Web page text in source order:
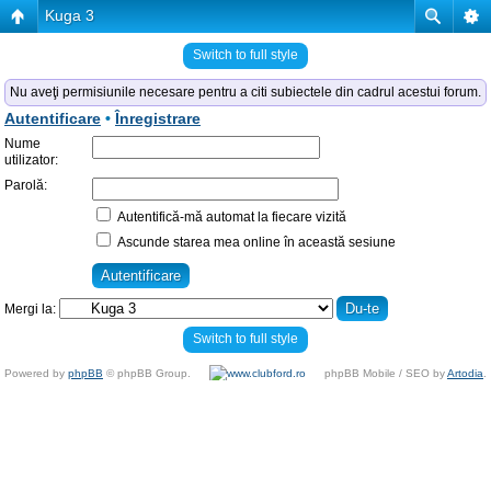
Kuga 3
Switch to full style
Nu aveţi permisiunile necesare pentru a citi subiectele din cadrul acestui forum.
Autentificare • Înregistrare
Nume
utilizator:
Parolă:
Autentifică-mă automat la fiecare vizită
Ascunde starea mea online în această sesiune
Mergi la:
Switch to full style
Powered by phpBB © phpBB Group. phpBB Mobile / SEO byArtodia